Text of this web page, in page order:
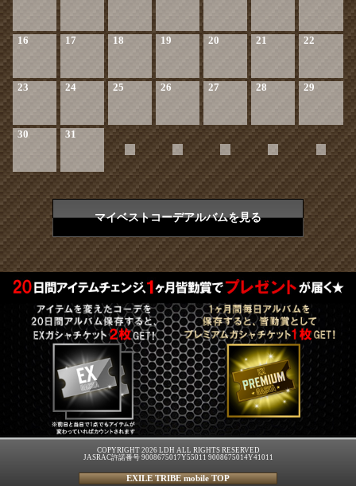
16 17 18 19 20 21 22
23 24 25 26 27 28 29
30 31
マイベストコーデアルバムを見る
COPYRIGHT 2026 LDH ALL RIGHTS RESERVED
JASRAC許諾番号 9008675017Y55011 9008675014Y41011
EXILE TRIBE mobile TOP